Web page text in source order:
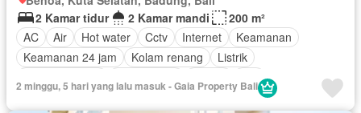
2 Kamar tidur
2 Kamar mandi
200 m²
AC
Air Hot water Cctv Internet
Keamanan
Keamanan 24 jam
Kolam renang
Listrik
Berperabot lengkap
2 minggu, 5 hari yang lalu masuk - Gaia Property Bali